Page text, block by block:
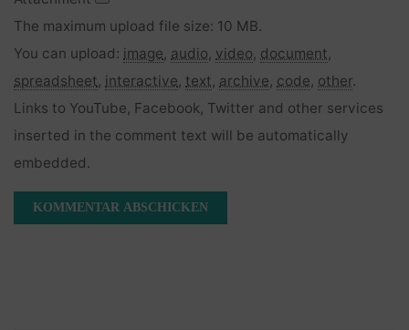
The maximum upload file size: 10 MB.
You can upload: image, audio, video, document,
spreadsheet, interactive, text, archive, code, other.
Links to YouTube, Facebook, Twitter and other services
inserted in the comment text will be automatically
embedded.